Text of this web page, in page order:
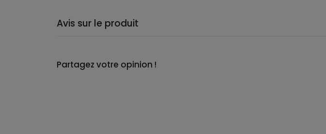
Avis sur le produit
Partagez votre opinion !